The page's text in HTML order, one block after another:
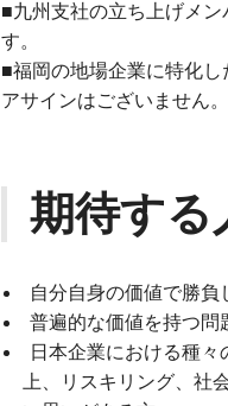
■九州支社の立ち上げメ
す。
■福岡の地場企業に特化
アサインはございません。
期待する
自分自身の価値で勝負
普遍的な価値を持つ問
日本企業における種
上、リスキリング、社